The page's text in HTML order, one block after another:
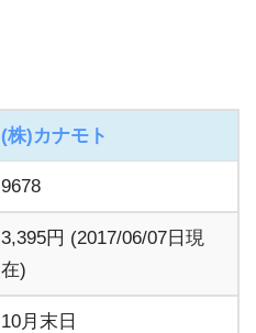
(株)カナモト
9678
3,395円 (2017/06/07日現
在)
10月末日